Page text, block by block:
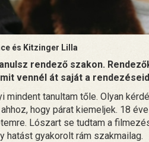
és Kitzinger Lilla
rendező szakon.
vennél át saját a
mindent tanultam tőle. Olyan
hogy párat kiemeljek. 18
Lószart se tudtam a
hatást gyakorolt rám szakmailag.